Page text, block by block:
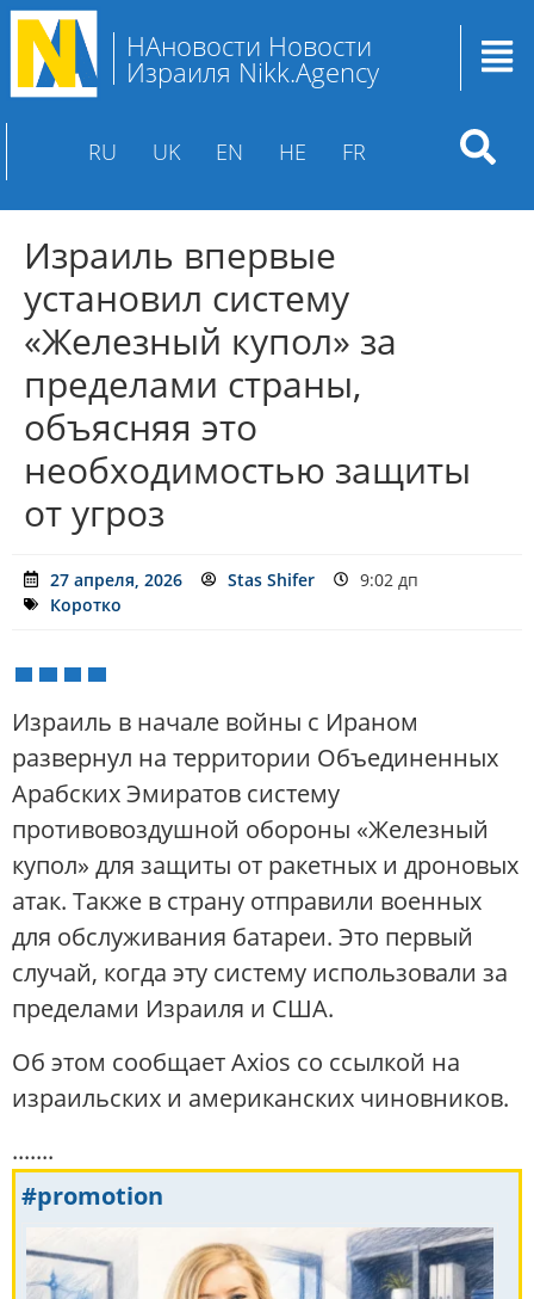
НАновости Новости
Израиля Nikk.Agency
RU UK EN HE FR
Израиль впервые
установил систему
«Железный купол» за
пределами страны,
объясняя это
необходимостью защиты
от угроз
27 апреля, 2026 Stas Shifer
9:02 дп
Коротко
Израиль в начале войны с Ираном
развернул на территории Объединенных
Арабских Эмиратов систему
противовоздушной обороны «Железный
купол» для защиты от ракетных и дроновых
атак. Также в страну отправили военных
для обслуживания батареи. Это первый
случай, когда эту систему использовали за
пределами Израиля и США.
Об этом сообщает Axios со ссылкой на
израильских и американских чиновников.
.......
#promotion